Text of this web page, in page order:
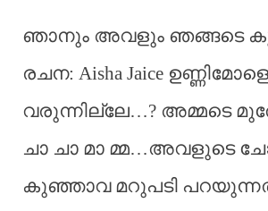
ഞാനും അവളും ഞങ്ങടെ
രചന: Aisha Jaice
വരുന്നില്ലേ…? അമ്മടെ
ചാ ചാ മാ മ്മ…അവളുടെ
കുഞ്ഞാവ മറുപടി